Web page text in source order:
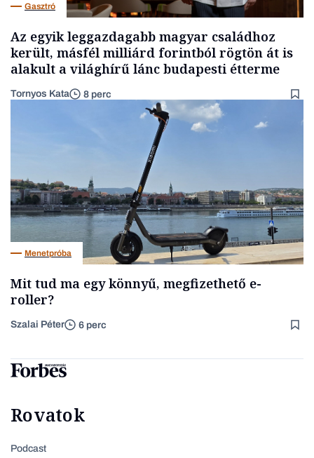
Gasztró
Az egyik leggazdagabb magyar családhoz
került, másfél milliárd forintból rögtön át is
alakult a világhírű lánc budapesti étterme
Tornyos Kata 8 perc
Menetpróba
Mit tud ma egy könnyű, megfizethető e-
roller?
Szalai Péter 6 perc
Rovatok
Podcast